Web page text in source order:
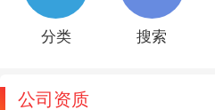
分类 搜索
公司资质